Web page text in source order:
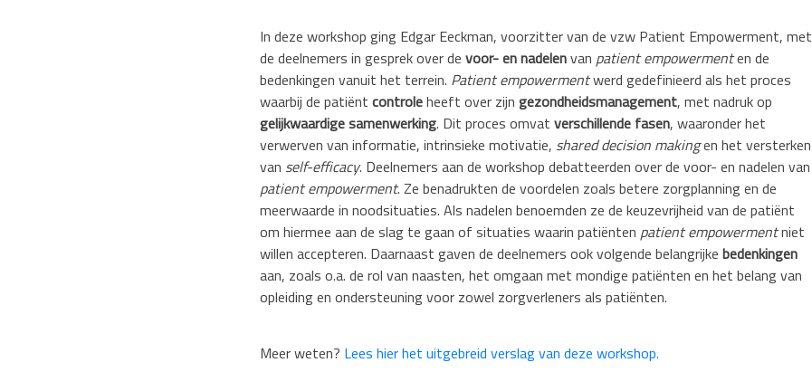
In deze workshop ging Edgar Eeckman, voorzitter van de vzw Patient Empowerment, met
de deelnemers in gesprek over de voor- en nadelen van patient empowermenten de
bedenkingen vanuit het terrein. Patient empowermentwerd gedefinieerd als het proces
waarbij de patiënt controle heeft over zijn gezondheidsmanagement, met nadruk op
gelijkwaardige samenwerking. Dit proces omvat verschillende fasen, waaronder het
verwerven van informatie, intrinsieke motivatie, shared decision makingen het versterken
van self-efficacy. Deelnemers aan de workshop debatteerden over de voor- en nadelen van
patient empowerment. Ze benadrukten de voordelen zoals betere zorgplanning en de
meerwaarde in noodsituaties. Als nadelen benoemden ze de keuzevrijheid van de patiënt
om hiermee aan de slag te gaan of situaties waarin patiënten patient empowermentniet
willen accepteren. Daarnaast gaven de deelnemers ook volgende belangrijke bedenkingen
aan, zoals o.a. de rol van naasten, het omgaan met mondige patiënten en het belang van
opleiding en ondersteuning voor zowel zorgverleners als patiënten.
Meer weten? Lees hier het uitgebreid verslag van deze workshop.